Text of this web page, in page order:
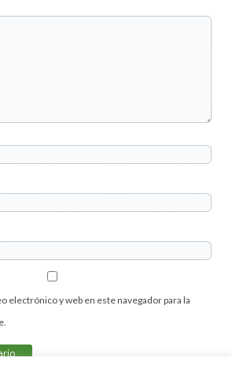
electrónico y web en este navegador para la